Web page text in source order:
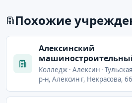
Похожие
Алексинский
Колледж · Алексин ·
р-н, Алексин г, Некрасова, 66